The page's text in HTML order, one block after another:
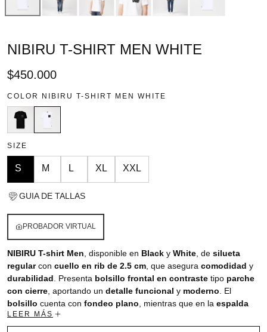
multimedia
modal
NIBIRU T-SHIRT MEN WHITE
Precio
regular
$450.000
COLOR NIBIRU T-SHIRT MEN WHITE
SIZE
S M L XL XXL
GUIA DE TALLAS
PROBADOR VIRTUAL
NIBIRU T-shirt Men , disponible en Black y White , de silueta
regularcon cuello en rib de 2.5 cm , que asegura comodidad y
durabilidad . Presenta bolsillo frontal en contraste tipo parche
con cierre , aportando un detalle funcional y moderno . El
bolsillo cuenta con fondeo plano , mientras que en la espalda
incorporaestampado plano
contemporáneo,urbanoy conidentidad de marca. Ideal para
LEER MÁS